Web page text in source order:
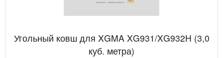
Угольный ковш для XGMA XG931/XG932H (3,0
куб. метра)